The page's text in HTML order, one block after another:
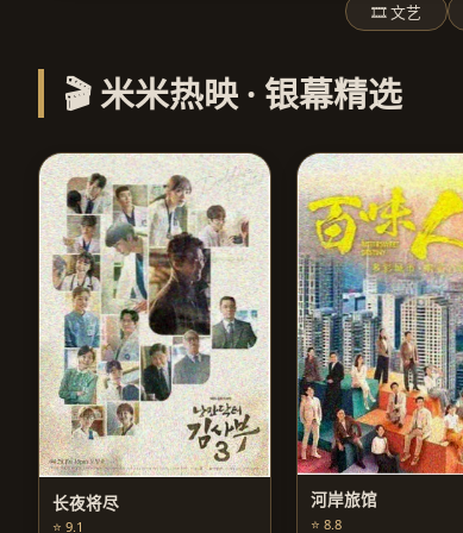
🎞️ 文艺
🎬 米米热映 · 银幕精选
长夜将尽
⭐ 9.1
河岸旅馆
⭐ 8.8